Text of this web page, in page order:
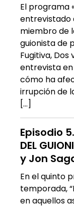
El programa
entrevistado
miembro de
guionista de
Fugitiva, Dos
entrevista
cómo ha
irrupción de
[…]
Episodio
DEL
y Jon
En el quinto
temporada,
en aquellos